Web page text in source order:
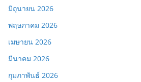
มิถุนายน 2026
พฤษภาคม 2026
เมษายน 2026
มีนาคม 2026
กุมภาพันธ์ 2026